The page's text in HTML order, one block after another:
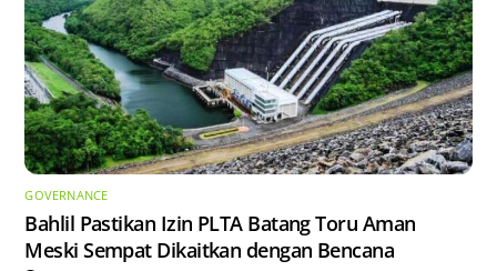
GOVERNANCE
Bahlil Pastikan Izin PLTA Batang Toru Aman
Meski Sempat Dikaitkan dengan Bencana